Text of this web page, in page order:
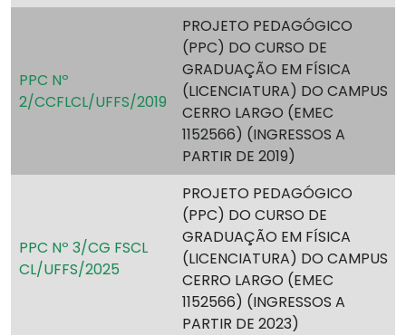
PPC Nº
2/CCFLCL/UFFS/2019
PROJETO PEDAGÓGICO
(PPC) DO CURSO DE
GRADUAÇÃO EM FÍSICA
(LICENCIATURA) DO CAMPUS
CERRO LARGO (EMEC
1152566) (INGRESSOS A
PARTIR DE 2019)
PPC Nº 3/CG FSCL
CL/UFFS/2025
PROJETO PEDAGÓGICO
(PPC) DO CURSO DE
GRADUAÇÃO EM FÍSICA
(LICENCIATURA) DO CAMPUS
CERRO LARGO (EMEC
1152566) (INGRESSOS A
PARTIR DE 2023)